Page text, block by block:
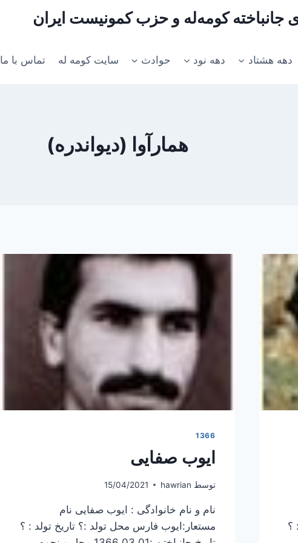
جانباخته کومه‌له و حزب کمونیست ایران
دهه هشتاد دهه نود حوادث سایت کومه له تماس با ما
همارآوا (دیواندره)
؟
1366
ایوب صفایی
توسط hawrian
15/04/2021
نام و نام خانوادگی : ایوب صفایی نام
مستعار:ایوب فارس محل تولد :؟ تاریخ تولد : ؟